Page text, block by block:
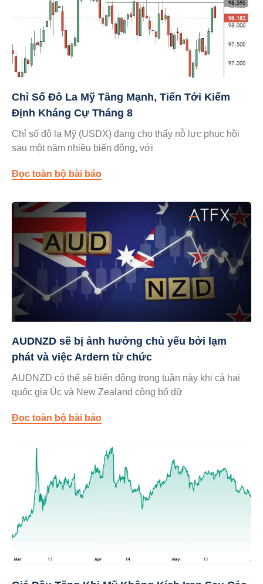
Chỉ Số Đô La Mỹ Tăng Mạnh, Tiến Tới Kiểm
Định Kháng Cự Tháng 8
Chỉ số đô la Mỹ (USDX) đang cho thấy nỗ lực phục hồi
sau một năm nhiều biến động, với
Đọc toàn bộ bài báo
AUDNZD sẽ bị ảnh hưởng chủ yếu bởi lạm
phát và việc Ardern từ chức
AUDNZD có thể sẽ biến động trong tuần này khi cả hai
quốc gia Úc và New Zealand công bố dữ
Đọc toàn bộ bài báo